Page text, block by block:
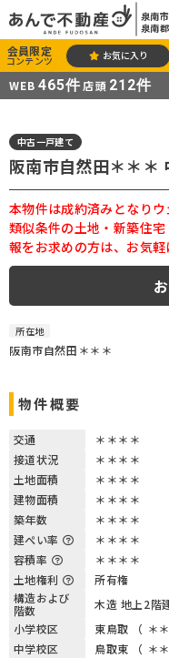
泉南
泉南
会員限定
コンテンツ お気に入り
WEB 465件 店頭 212件
中古一戸建て
阪南市自然田＊＊＊
本物件は成約済みとなりウ
類似条件の土地・新築住
報をお求めの方は、お気軽
所在地
阪南市自然田＊＊＊
物件概要
交通
＊＊＊＊
接道状況
＊＊＊＊
土地面積
＊＊＊＊
建物面積
＊＊＊＊
築年数
＊＊＊＊
建ぺい率
＊＊＊＊
容積率
＊＊＊＊
土地権利
所有権
構造および
階数
木造 地上2階
小学校区
東鳥取 （ ＊
中学校区
鳥取東 （ ＊